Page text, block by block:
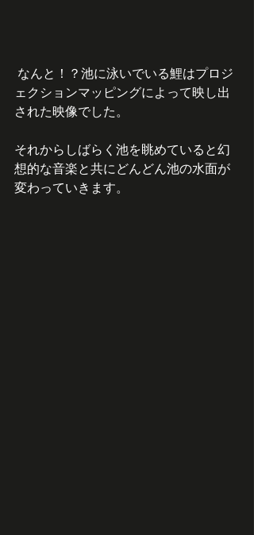
ェクションマッピングによって映し出
された映像でした。
それからしばらく池を眺めていると幻
想的な音楽と共にどんどん池の水面が
変わっていきます。